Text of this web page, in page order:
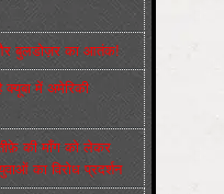
बुलडोज़र का आतंक!
क्यूबा में अमेरिकी
की माँग को लेकर
का विरोध प्रदर्शन